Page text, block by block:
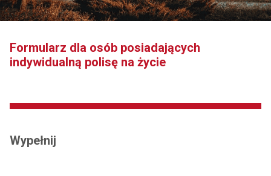
Formularz dla osób posiadających
indywidualną polisę na życie
Wypełnij